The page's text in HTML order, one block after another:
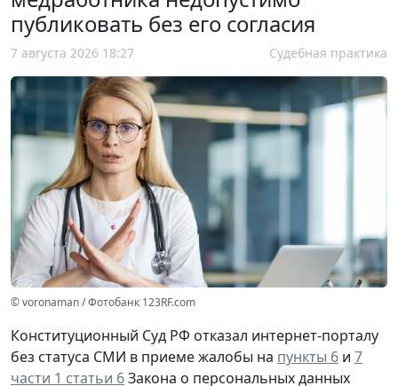
публиковать без его согласия
7 августа 2026 18:27 Судебная практика
© voronaman / Фотобанк 123RF.com
Конституционный Суд РФ отказал интернет-порталу
без статуса СМИ в приеме жалобы на пункты 6 и 7
части 1 статьи 6Закона о персональных данных